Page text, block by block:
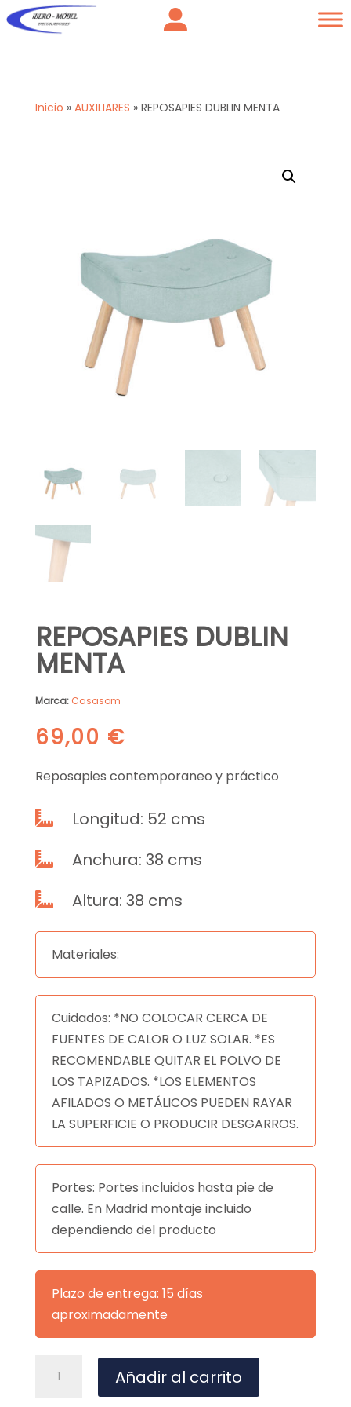
Inicio » AUXILIARES » REPOSAPIES DUBLIN MENTA
REPOSAPIES DUBLIN
MENTA
Marca: Casasom
69,00 €
Reposapies contemporaneo y práctico
 Longitud: 52 cms
 Anchura: 38 cms
 Altura: 38 cms
Materiales:
Cuidados: *NO COLOCAR CERCA DE
FUENTES DE CALOR O LUZ SOLAR. *ES
RECOMENDABLE QUITAR EL POLVO DE
LOS TAPIZADOS. *LOS ELEMENTOS
AFILADOS O METÁLICOS PUEDEN RAYAR
LA SUPERFICIE O PRODUCIR DESGARROS.
Portes: Portes incluidos hasta pie de
calle. En Madrid montaje incluido
dependiendo del producto
Plazo de entrega: 15 días
aproximadamente
REPOSAPIES
DUBLIN
Añadir al carrito